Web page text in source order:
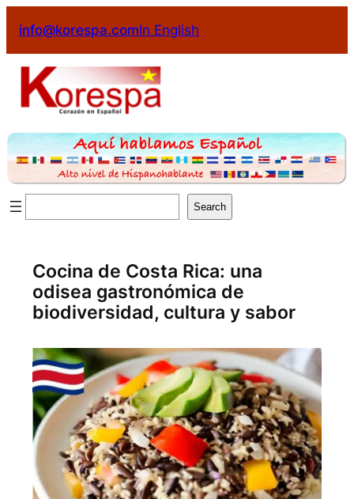
contenido
info@korespa.comIn English
Search
Cocina de Costa Rica: una
odisea gastronómica de
biodiversidad, cultura y sabor